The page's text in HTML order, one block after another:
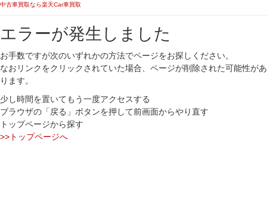
中古車買取なら楽天Car車買取
エラーが発生しました
お手数ですが次のいずれかの方法でページをお探しください。
なおリンクをクリックされていた場合、ページが削除された可能性があ
ります。
少し時間を置いてもう一度アクセスする
ブラウザの「戻る」ボタンを押して前画面からやり直す
トップページから探す
>>トップページへ